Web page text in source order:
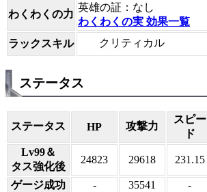
わくわくの力
英雄の証：なし
わくわくの実 効果一覧
ラックスキル
クリティカル
ステータス
ステータス HP 攻撃力
スピー
ド
Lv99＆
タス強化後
24823 29618 231.15
ゲージ成功 - 35541 -